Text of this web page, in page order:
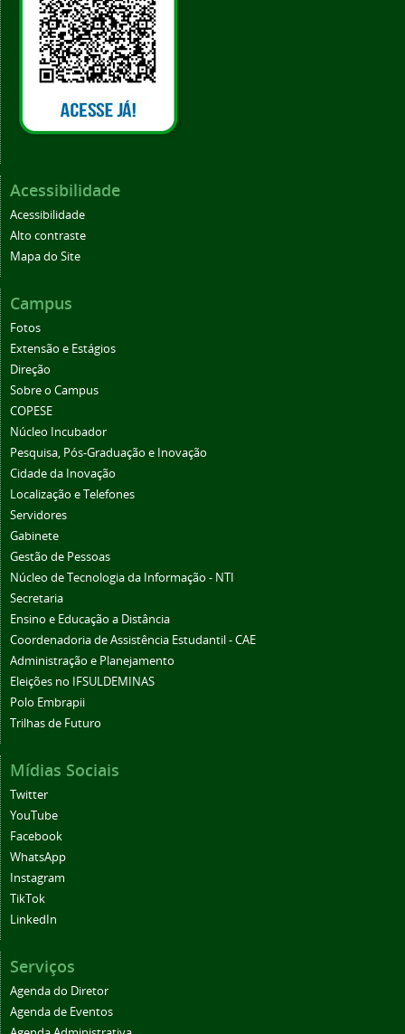
Acessibilidade
Acessibilidade
Alto contraste
Mapa do Site
Campus
Fotos
Extensão e Estágios
Direção
Sobre o Campus
COPESE
Núcleo Incubador
Pesquisa, Pós-Graduação e Inovação
Cidade da Inovação
Localização e Telefones
Servidores
Gabinete
Gestão de Pessoas
Núcleo de Tecnologia da Informação - NTI
Secretaria
Ensino e Educação a Distância
Coordenadoria de Assistência Estudantil - CAE
Administração e Planejamento
Eleições no IFSULDEMINAS
Polo Embrapii
Trilhas de Futuro
Mídias Sociais
Twitter
YouTube
Facebook
WhatsApp
Instagram
TikTok
LinkedIn
Serviços
Agenda do Diretor
Agenda de Eventos